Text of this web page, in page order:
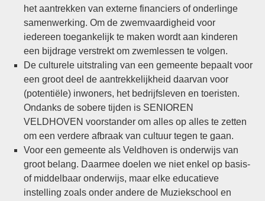
het aantrekken van externe financiers of onderlinge
samenwerking. Om de zwemvaardigheid voor
iedereen toegankelijk te maken wordt aan kinderen
een bijdrage verstrekt om zwemlessen te volgen.
De culturele uitstraling van een gemeente bepaalt voor
een groot deel de aantrekkelijkheid daarvan voor
(potentiële) inwoners, het bedrijfsleven en toeristen.
Ondanks de sobere tijden is SENIOREN
VELDHOVEN voorstander om alles op alles te zetten
om een verdere afbraak van cultuur tegen te gaan.
Voor een gemeente als Veldhoven is onderwijs van
groot belang. Daarmee doelen we niet enkel op basis-
of middelbaar onderwijs, maar elke educatieve
instelling zoals onder andere de Muziekschool en